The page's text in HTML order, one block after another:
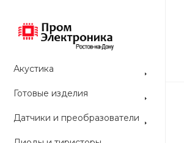
Акустика
Готовые изделия
Датчики и преобразователи